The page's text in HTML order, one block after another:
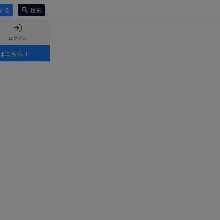
る 検索
ログイン
こちら ！